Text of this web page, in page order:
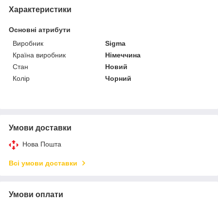
Характеристики
Основні атрибути
Виробник
Sigma
Країна виробник
Німеччина
Стан
Новий
Колір
Чорний
Умови доставки
Нова Пошта
Всі умови доставки
Умови оплати